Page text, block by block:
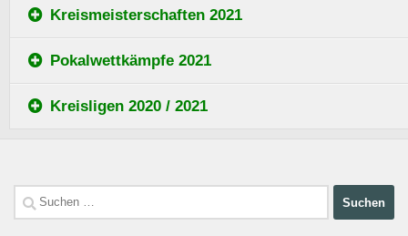
Kreismeisterschaften 2021
Pokalwettkämpfe 2021
Kreisligen 2020 / 2021
Suchen
nach: